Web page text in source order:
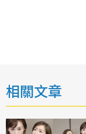
相關文章